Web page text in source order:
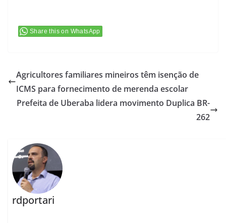
Share this on WhatsApp
Agricultores familiares mineiros têm isenção de
ICMS para fornecimento de merenda escolar
Prefeita de Uberaba lidera movimento Duplica BR-
262
rdportari